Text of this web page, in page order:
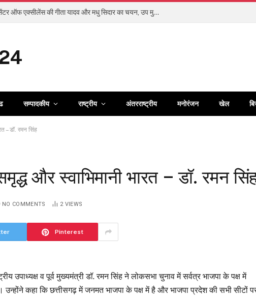
बिलासपुर के खेलो इंडिया सेंटर ऑफ एक्सीलेंस की गीता यादव और मधु सिदार का चयन, उप मुख्यमंत्री अरुण साव ने दी शुभकामनाएं
सम्पादकीय राष्ट्रीय अंतरराष्ट्रीय मनोरंजन खेल
– डॉ. रमन सिंह
और स्वाभिमानी भारत – डॉ. रमन
NO COMMENTS 2 VIEWS
Pinterest
उपाध्यक्ष व पूर्व मुख्यमंत्री डॉ. रमन सिंह ने लोकसभा चुनाव में सर्वत्र भाजपा के पक्ष में
उन्होंने कहा कि छत्तीसगढ़ में जनमत भाजपा के पक्ष में है और भाजपा प्रदेश की सभी सीटों